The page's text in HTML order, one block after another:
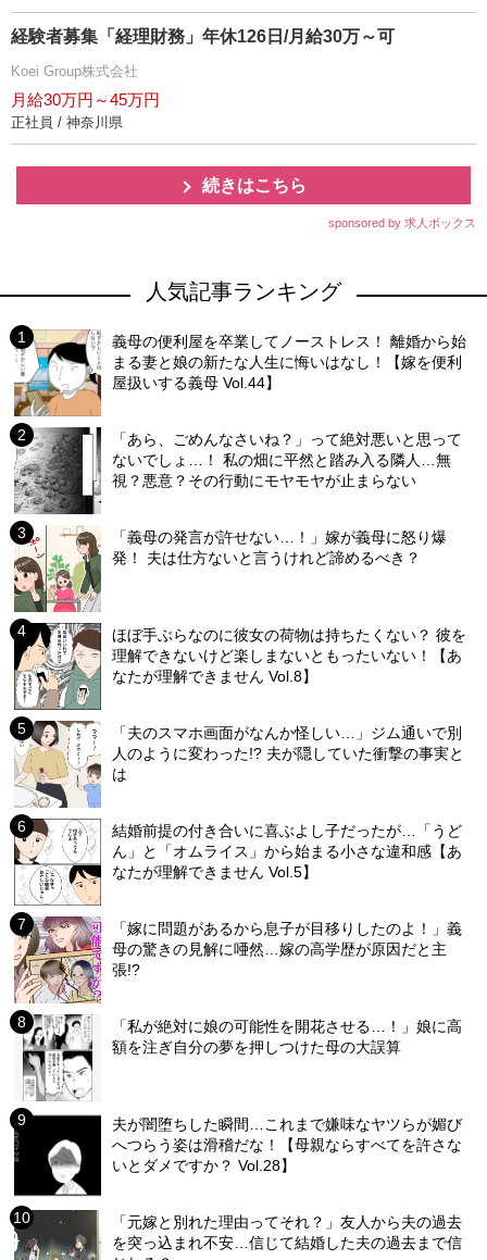
経験者募集「経理財務」年休126日/月給30万～可
Koei Group株式会社
月給30万円～45万円
正社員 / 神奈川県
続きはこちら
sponsored by 求人ボックス
人気記事ランキング
義母の便利屋を卒業してノーストレス！ 離婚から始
まる妻と娘の新たな人生に悔いはなし！【嫁を便利
屋扱いする義母 Vol.44】
「あら、ごめんなさいね？」って絶対悪いと思って
ないでしょ…！ 私の畑に平然と踏み入る隣人…無
視？悪意？その行動にモヤモヤが止まらない
「義母の発言が許せない…！」嫁が義母に怒り爆
発！ 夫は仕方ないと言うけれど諦めるべき？
ほぼ手ぶらなのに彼女の荷物は持ちたくない？ 彼を
理解できないけど楽しまないともったいない！【あ
なたが理解できません Vol.8】
「夫のスマホ画面がなんか怪しい…」ジム通いで別
人のように変わった!? 夫が隠していた衝撃の事実と
は
結婚前提の付き合いに喜ぶよし子だったが…「うど
ん」と「オムライス」から始まる小さな違和感【あ
なたが理解できません Vol.5】
「嫁に問題があるから息子が目移りしたのよ！」義
母の驚きの見解に唖然…嫁の高学歴が原因だと主
張!?
「私が絶対に娘の可能性を開花させる…！」娘に高
額を注ぎ自分の夢を押しつけた母の大誤算
夫が闇堕ちした瞬間…これまで嫌味なヤツらが媚び
へつらう姿は滑稽だな！【母親ならすべてを許さな
いとダメですか？ Vol.28】
「元嫁と別れた理由ってそれ？」友人から夫の過去
を突っ込まれ不安…信じて結婚した夫の過去まで信